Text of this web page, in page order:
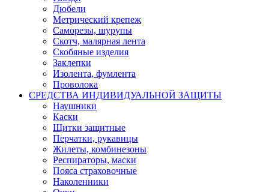
Дюбели
Метрический крепеж
Саморезы, шурупы
Скотч, малярная лента
Скобяные изделия
Заклепки
Изолента, фумлента
Проволока
СРЕДСТВА ИНДИВИДУАЛЬНОЙ ЗАЩИТЫ
Наушники
Каски
Щитки защитные
Перчатки, рукавицы
Жилеты, комбинезоны
Респираторы, маски
Пояса страховочные
Наколенники